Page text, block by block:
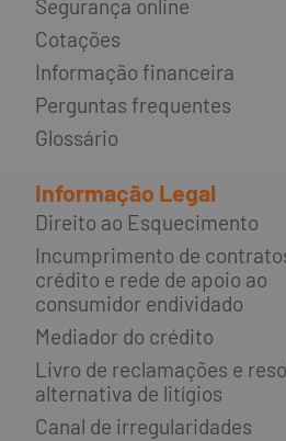
Segurança online
Cotações
Informação financeira
Perguntas frequentes
Glossário
Informação Legal
Direito ao Esquecimento
Incumprimento de
crédito e rede de apoio ao
consumidor endividado
Mediador do crédito
Livro de reclamações e
alternativa de litígios
Canal de irregularidades